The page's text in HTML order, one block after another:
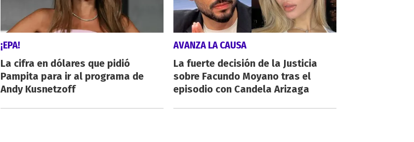
¡EPA!
La cifra en dólares que pidió
Pampita para ir al programa de
Andy Kusnetzoff
AVANZA LA CAUSA
La fuerte decisión de la Justicia
sobre Facundo Moyano tras el
episodio con Candela Arizaga